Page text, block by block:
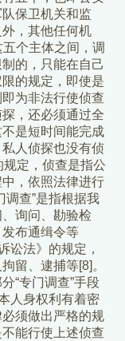
保卫机关和监
，其他任何机
个主体之间，调
的，只能在自己
的规定，即使是
为非法行使侦查
，还必须通过全
是短时间能完成
人侦探也没有侦
定，侦查是指公
，依照法律进行
调查”是指根据我
询问、勘验检
布通缉令等
讼法》的规定，
留、逮捕等[8]。
“专门调查”手段
人身权利有着密
须做出严格的规
能行使上述侦查